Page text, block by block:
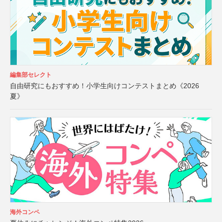
編集部セレクト
自由研究にもおすすめ！小学生向けコンテストまとめ《2026
夏》
海外コンペ